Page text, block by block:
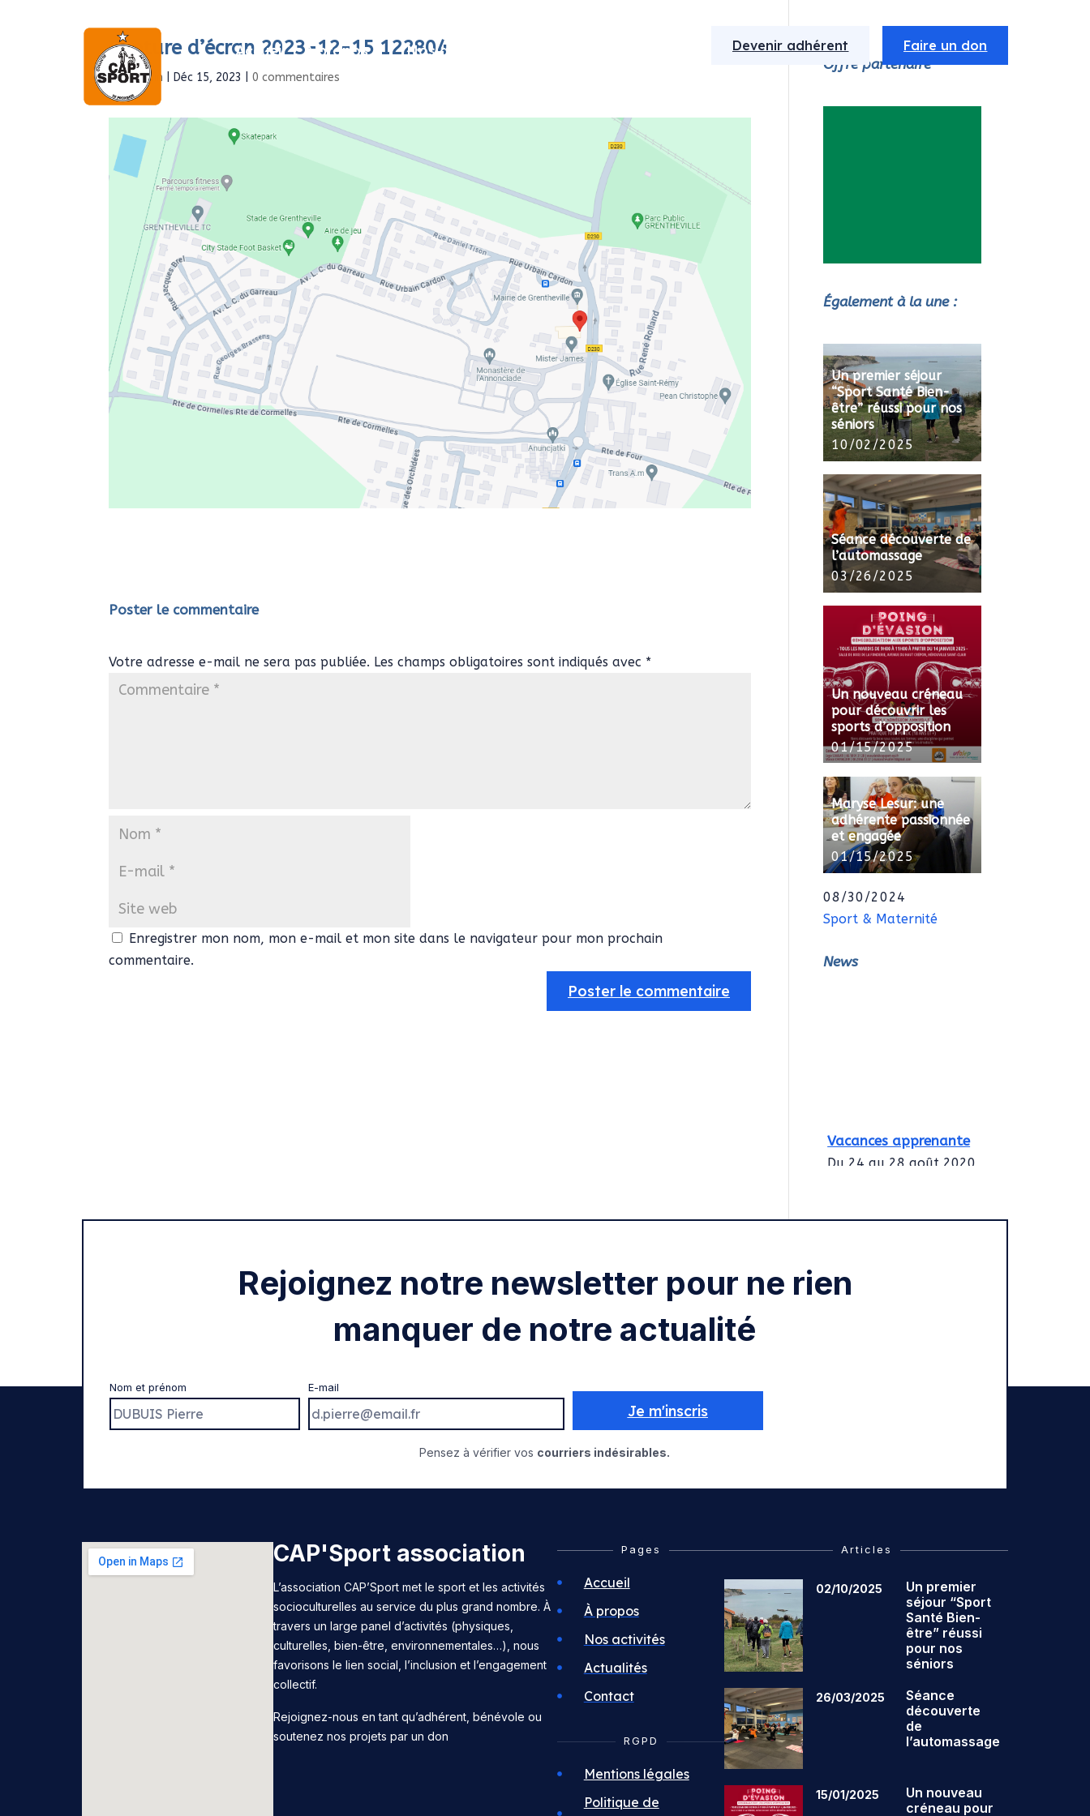
Accueil À propos Nos activités Devenir adhérent Faire un don
Capture d’écran 2023-12-15 122804
parAdmin Déc 15, 2023 |0 commentaires
Poster le commentaire
Votre adresse e-mail ne sera pas publiée. Les champs obligatoires sont indiqués avec *
Enregistrer mon nom, mon e-mail et mon site dans le navigateur pour mon prochain
commentaire.
Offre partenaire
Également à la une :
Un premier séjour
“Sport Santé Bien-
être” réussi pour nos
séniors
10/02/2025
Séance découverte de
l’automassage
03/26/2025
Un nouveau créneau
pour découvrir les
sports d’opposition
01/15/2025
Maryse Lesur: une
adhérente passionnée
et engagée
01/15/2025
08/30/2024
Sport & Maternité
News
Vacances apprenante
Du 24 au 28 août 2020
services civiques
Rejoignez notre newsletter pour ne rien
manquer de notre actualité
Nom et prénom E-mail
Je m'inscris
Pensez à vérifier vos courriers indésirables.
CAP'Sport association
L’association CAP’Sport met le sport et les activités
socioculturelles au service du plus grand nombre. À
travers un large panel d’activités (physiques,
culturelles, bien-être, environnementales…), nous
favorisons le lien social, l’inclusion et l’engagement
collectif.
Rejoignez-nous en tant qu’adhérent, bénévole ou
soutenez nos projets par un don
Pages
Accueil
À propos
Nos activités
Actualités
Contact
RGPD
Mentions légales
Politique de
Articles
02/10/2025
Un premier
séjour “Sport
Santé Bien-
être” réussi
pour nos
séniors
26/03/2025
Séance
découverte
de
l’automassage
15/01/2025
Un nouveau
créneau pour